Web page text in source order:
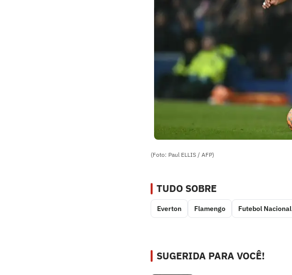
(Foto: Paul ELLIS / AFP)
TUDO SOBRE
Everton Flamengo Futebol Nacional
SUGERIDA PARA VOCÊ!